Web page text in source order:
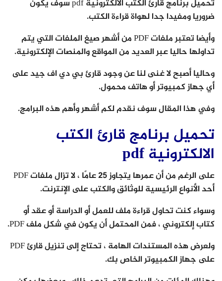
تحميل برنامج قارئ الكتب الالكترونية pdf سوف يكون
ضروريا ومفيدا جدا لهواة قراءة الكتب.
وأيضا تعتبر ملفات PDF من أشهر صيغ الملفات التي يتم
تداولها حاليا عبر العديد من المواقع والمنصات الإلكترونية.
وحاليا أصبح لا غنى لنا عن وجود قارئ بي دي اف جيد على
أي جهاز كمبيوتر أو هاتف محمول.
وفي هذا المقال سوف نقدم لكم أشهر وأهم هذه البرامج.
تحميل برنامج قارئ الكتب
الالكترونية pdf
على الرغم من أن عمرها يتجاوز 25 عامًا ، لا تزال ملفات PDF
أحد الأنواع الرئيسية للوثائق والكتب على الإنترنت.
وسواء كنت تحاول قراءة ملف للعمل أو الدراسة أو عقد أو
كتاب إلكتروني ، فمن المحتمل أن يكون في شكل ملف PDF.
ولعرض هذه المستندات الهامة ، تحتاج إلى تنزيل قارئ PDF
على جهاز الكمبيوتر الخاص بك.